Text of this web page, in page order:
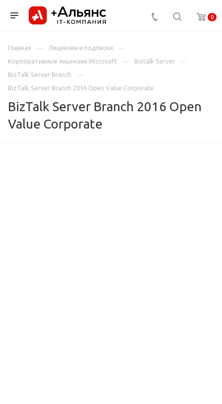
0
Главная
Лицензии и подписки
Корпоративные лицензии Microsoft
Biztalk Server
BizTalk Server Branch
BizTalk Server Branch 2016 Open Value Corporate
BizTalk Server Branch 2016 Open
Value Corporate